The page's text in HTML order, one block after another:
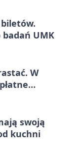
badań UMK
W
swoją
kuchni